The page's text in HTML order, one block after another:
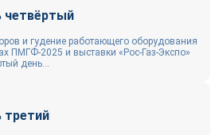
и гудение работающего оборудования
ПМГФ-2025 и выставки «Рос-Газ-Экспо»
день...